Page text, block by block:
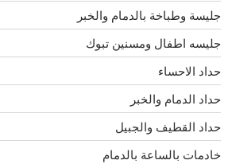
جليسة وطباخة بالدمام والخبر
جليسه اطفال ومسنين تبوك
حداد الاحساء
حداد الدمام والخبر
حداد القطيف والجبيل
خادمات بالساعة بالدمام